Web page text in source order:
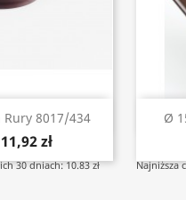
8017/434
11,92 zł
30 dniach: 10.83 zł
podgląd
Ø
Najniższa